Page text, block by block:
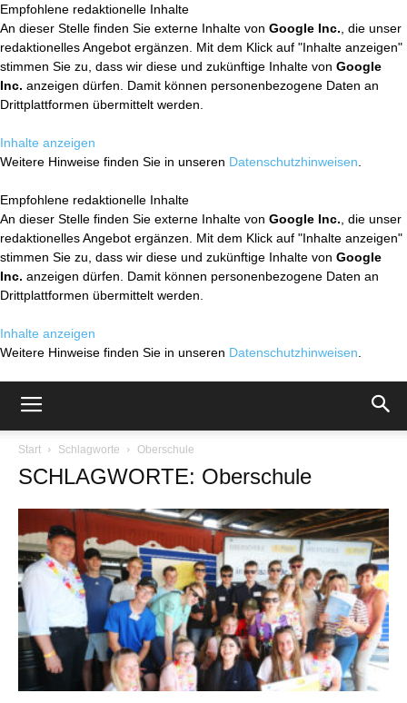
Empfohlene redaktionelle Inhalte
An dieser Stelle finden Sie externe Inhalte von Google Inc. , die unser
redaktionelles Angebot ergänzen. Mit dem Klick auf "Inhalte anzeigen"
stimmen Sie zu, dass wir diese und zukünftige Inhalte von Google
Inc. anzeigen dürfen. Damit können personenbezogene Daten an
Drittplattformen übermittelt werden.
Inhalte anzeigen
Weitere Hinweise finden Sie in unseren Datenschutzhinweisen
Empfohlene redaktionelle Inhalte
An dieser Stelle finden Sie externe Inhalte von Google Inc. , die unser
redaktionelles Angebot ergänzen. Mit dem Klick auf "Inhalte anzeigen"
stimmen Sie zu, dass wir diese und zukünftige Inhalte von Google
Inc. anzeigen dürfen. Damit können personenbezogene Daten an
Drittplattformen übermittelt werden.
Inhalte anzeigen
Weitere Hinweise finden Sie in unseren Datenschutzhinweisen
Start Schlagworte Oberschule
SCHLAGWORTE: Oberschule